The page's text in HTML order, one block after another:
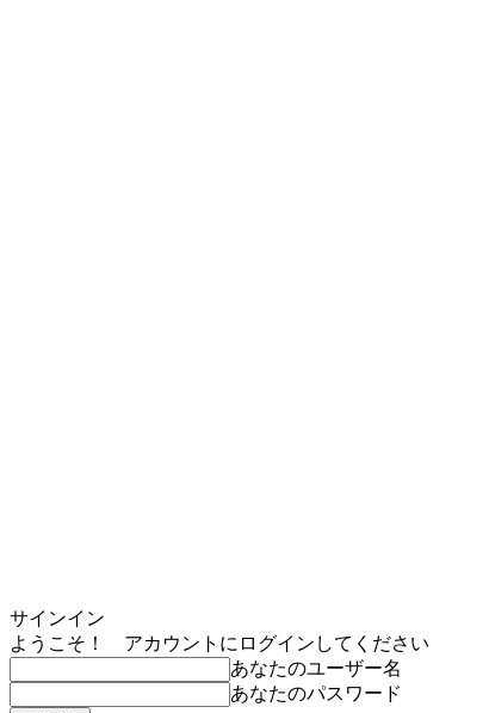
サインイン
ようこそ！ アカウントにログインしてください
あなたのユーザー名
あなたのパスワード